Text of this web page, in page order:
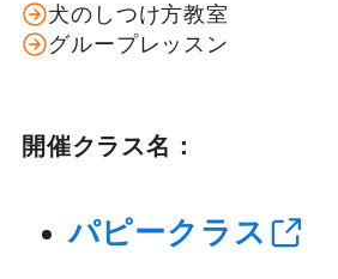
犬のしつけ方教室
グループレッスン
開催クラス名：
パピークラス